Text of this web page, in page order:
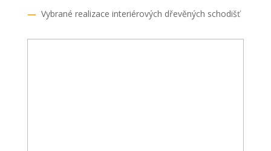
— Vybrané realizace interiérových dřevěných schodišť